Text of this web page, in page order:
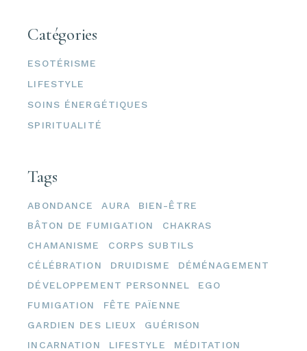
Catégories
ESOTÉRISME
LIFESTYLE
SOINS ÉNERGÉTIQUES
SPIRITUALITÉ
Tags
ABONDANCE AURA
BIEN-ÊTRE
BÂTON DE FUMIGATION
CHAKRAS
CHAMANISME
CORPS SUBTILS
CÉLÉBRATION
DRUIDISME
DÉMÉNAGEMENT
DÉVELOPPEMENT PERSONNEL
EGO
FUMIGATION
FÊTE PAÏENNE
GARDIEN DES LIEUX
GUÉRISON
INCARNATION
LIFESTYLE
MÉDITATION